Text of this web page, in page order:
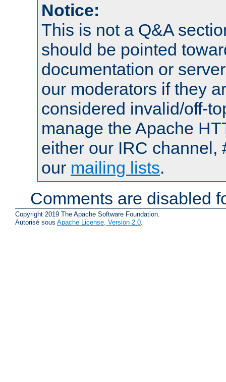
Notice:
This is not a Q&A
should be pointed
documentation or
our moderators if they
considered invalid/off-
manage the Apache
either our IRC channel,
our mailing lists.
Comments are disabled
Copyright 2019 The Apache Software Foundation.
Autorisé sous Apache License, Version 2.0